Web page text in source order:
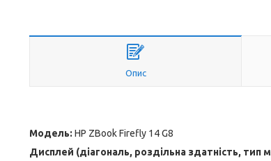
Опис
Модель: HP ZBook Firefly 14 G8
Дисплей (діагональ, роздільна здатність, тип